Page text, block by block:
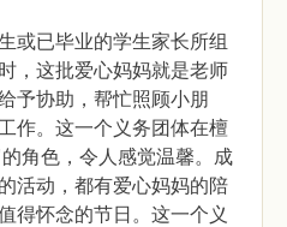
或已毕业的学生家长所组
，这批爱心妈妈就是老师
予协助，帮忙照顾小朋
作。这一个义务团体在檀
角色，令人感觉温馨。成
活动，都有爱心妈妈的陪
得怀念的节日。这一个义